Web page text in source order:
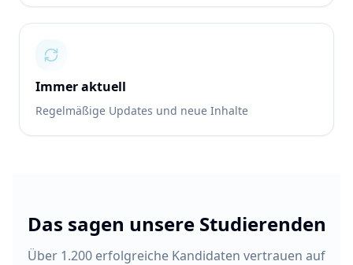
Immer aktuell
Regelmäßige Updates und neue Inhalte
Das sagen unsere Studierenden
Über 1.200 erfolgreiche Kandidaten vertrauen auf